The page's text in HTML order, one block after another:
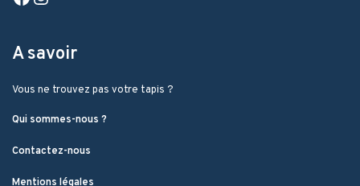
A savoir
Vous ne trouvez pas votre tapis ?
Qui sommes-nous ?
Contactez-nous
Mentions légales